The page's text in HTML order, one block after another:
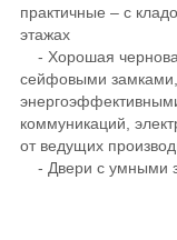
практичные – с
этажах
- Хорошая
сейфовыми
коммуникаций,
от ведущих
- Двери с умными